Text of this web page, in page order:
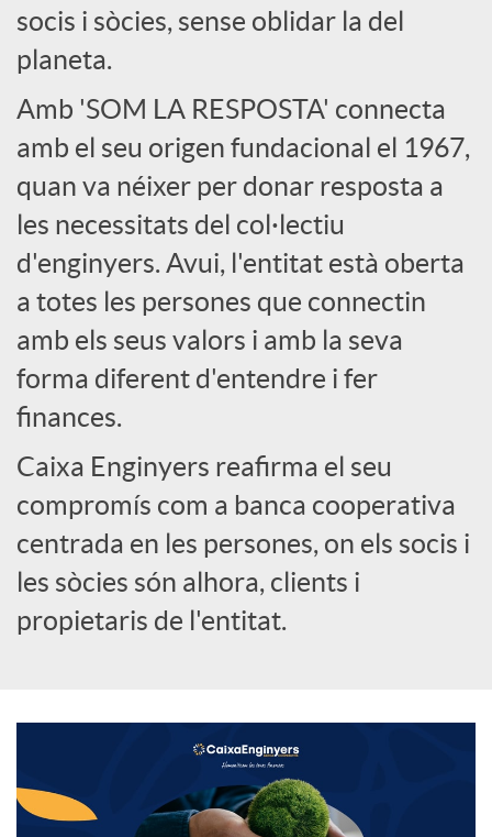
l
s
socis i sòcies, sense oblidar la del
planeta.
Amb 'SOM LA RESPOSTA' connecta
amb el seu origen fundacional el 1967,
quan va néixer per donar resposta a
les necessitats del col·lectiu
d'enginyers. Avui, l'entitat està oberta
a totes les persones que connectin
amb els seus valors i amb la seva
forma diferent d'entendre i fer
finances.
Caixa Enginyers reafirma el seu
compromís com a banca cooperativa
centrada en les persones, on els socis i
les sòcies són alhora, clients i
propietaris de l'entitat.